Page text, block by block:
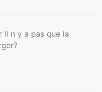
il n y a pas que la